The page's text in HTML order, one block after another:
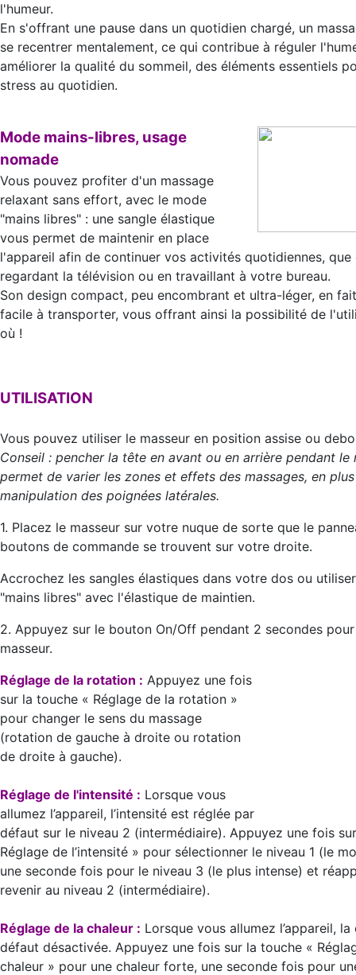
l'humeur.
En s'offrant une pause dans un quotidien chargé, un
se recentrer mentalement, ce qui contribue à réguler
améliorer la qualité du sommeil, des éléments essentiels
stress au quotidien.
Mode mains-libres, usage
nomade
Vous pouvez profiter d'un massage
relaxant sans effort, avec le mode
"mains libres" : une sangle élastique
vous permet de maintenir en place
l'appareil afin de continuer vos activités quotidiennes, que
regardant la télévision ou en travaillant à votre bureau.
Son design compact, peu encombrant et ultra-léger, en
facile à transporter, vous offrant ainsi la possibilité de
où !
UTILISATION
Vous pouvez utiliser le masseur en position assise ou
Conseil : pencher la tête en avant ou en arrière pendant le
permet de varier les zones et effets des massages, en
manipulation des poignées latérales.
1. Placez le masseur sur votre nuque de sorte que le
boutons de commande se trouvent sur votre droite.
Accrochez les sangles élastiques dans votre dos ou
"mains libres" avec l'élastique de maintien.
2. Appuyez sur le bouton On/Off pendant 2 secondes
masseur.
Réglage de la rotation : Appuyez une fois
sur la touche « Réglage de la rotation »
pour changer le sens du massage
(rotation de gauche à droite ou rotation
de droite à gauche).
Réglage de l'intensité : Lorsque vous
allumez l’appareil, l’intensité est réglée par
défaut sur le niveau 2 (intermédiaire). Appuyez une fois
Réglage de l’intensité » pour sélectionner le niveau 1 (le
une seconde fois pour le niveau 3 (le plus intense) et
revenir au niveau 2 (intermédiaire).
Réglage de la chaleur : Lorsque vous allumez l’appareil,
défaut désactivée. Appuyez une fois sur la touche «
chaleur » pour une chaleur forte, une seconde fois pour